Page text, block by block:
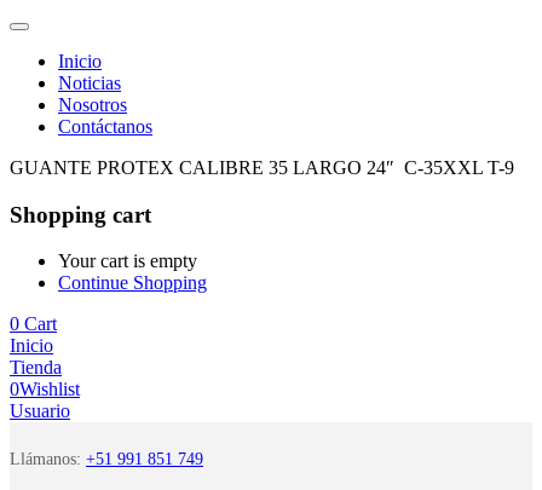
Inicio
Noticias
Nosotros
Contáctanos
GUANTE PROTEX CALIBRE 35 LARGO 24″ C-35XXL T-9
Shopping cart
Your cart is empty
Continue Shopping
0 Cart
Inicio
Tienda
0Wishlist
Usuario
Llámanos: +51 991 851 749